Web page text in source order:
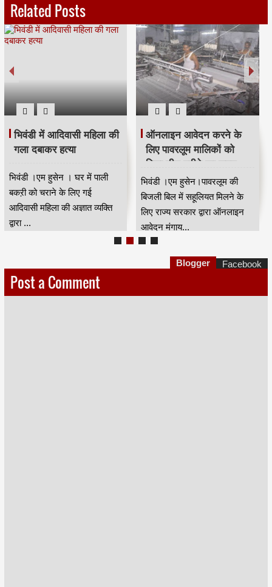
Related Posts
भिवंडी में आदिवासी महिला की
गला दबाकर हत्या
भिवंडी ।एम हुसेन । घर में पाली
बकऱी को चराने के लिए गई
आदिवासी महिला की अज्ञात व्यक्ति
द्वारा ...
ऑनलाइन आवेदन करने के
लिए पावरलूम मालिकों को
मिला तीन महीने का समय
भिवंडी ।एम हुसेन।पावरलूम की
बिजली बिल में सहूलियत मिलने के
लिए राज्य सरकार द्वारा ऑनलाइन
आवेदन मंगाय...
Post a Comment
Blogger Facebook